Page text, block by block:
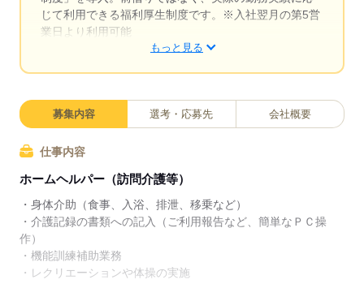
じて利用できる福利厚生制度です。※入社翌月の第5営
業日より利用可能
ト、ゲームなどを自分で企画・実施できます。アイデ
アを活かして「笑顔になれる瞬間」をたくさん作れる
い」という声を直接聞けるやりがいのある仕事です。
◆未経験・無資格でも安心◆
「介護の仕事は初めて」「資格を持っていない」とい
かり学べます。無資格・未経験スタートの方が多く活
躍しており、一人ひとりのペースに合わせて成長を後
もっと見る
募集内容 選考・応募先 会社概要
仕事内容
ホームヘルパー（訪問介護等）
・身体介助（食事、入浴、排泄、移乗など）
・介護記録の書類への記入（ご利用報告など、簡単なＰＣ操
作）
・機能訓練補助業務
・レクリエーションや体操の実施